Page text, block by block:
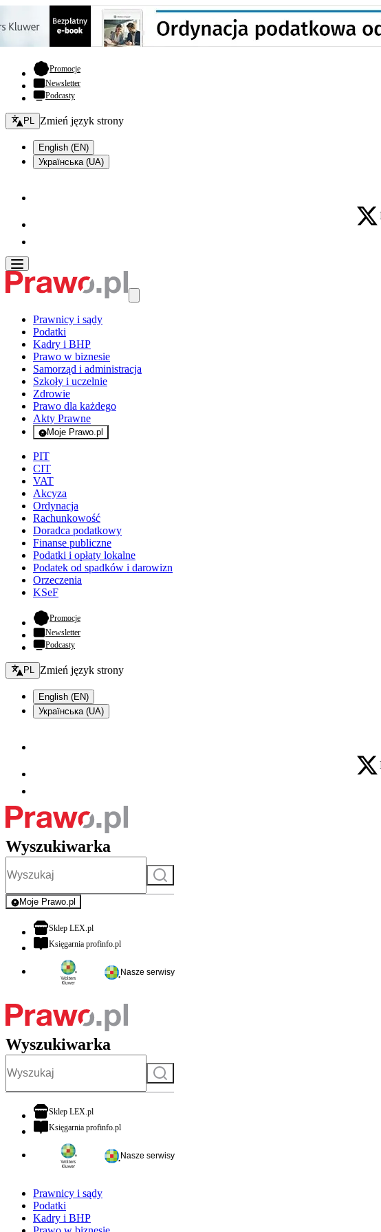
Promocje- otwiera się w nowej karcie
Newsletter
Podcasty
Zmień język - bieżący:
PL Zmień język strony
English (EN)
Українська (UA)
X -
Prawnicy i sądy
Podatki
Kadry i BHP
Prawo w biznesie
Samorząd i administracja
Szkoły i uczelnie
Zdrowie
Prawo dla każdego
Akty Prawne
Moje Prawo.pl
- rejestracja i logowanie do serwisu
PIT
CIT
VAT
Akcyza
Ordynacja
Rachunkowość
Doradca podatkowy
Finanse publiczne
Podatki i opłaty lokalne
Podatek od spadków i darowizn
Orzeczenia
KSeF
Promocje- otwiera się w nowej karcie
Newsletter
Podcasty
Zmień język - bieżący:
PL Zmień język strony
English (EN)
Українська (UA)
X -
Wyszukiwarka
Szukaj
Moje Prawo.pl
- rejestracja i logowanie do serwisu
Sklep LEX.plotwiera się w nowej karcie
Księgarnia profinfo.plotwiera się w nowej karcie
Nasze serwisy
Wyszukiwarka
Szukaj
Sklep LEX.plotwiera się w nowej karcie
Księgarnia profinfo.plotwiera się w nowej karcie
Nasze serwisy
Prawnicy i sądy
Podatki
Kadry i BHP